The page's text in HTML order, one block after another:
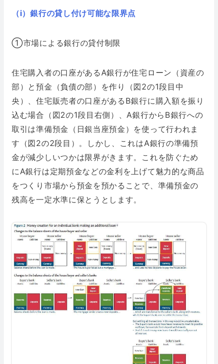
（i）銀行の貸し付け可能な限界点
①市場による銀行の貸付制限
住宅購入者の口座があるA銀行が住宅ローン（資産の
部）と預金（負債の部）を作り（図2の1段目中
央）、住宅販売者の口座があるB銀行に購入額を振り
込む場合（図2の1段目右側）、A銀行からB銀行への
取引は準備預金（日銀当座預金）を使って行われま
す（図2の2段目）。しかし、これはA銀行の準備預
金が減少しいつかは限界がきます。これを防ぐため
にA銀行は定期預金などの金利を上げて魅力的な商品
をつくり市場から預金を預かることで、準備預金の
残高を一定水準に保とうとします。